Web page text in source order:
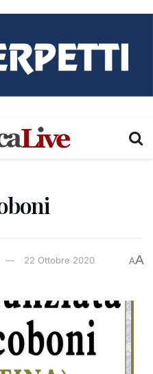
22 Ottobre 2020 AA